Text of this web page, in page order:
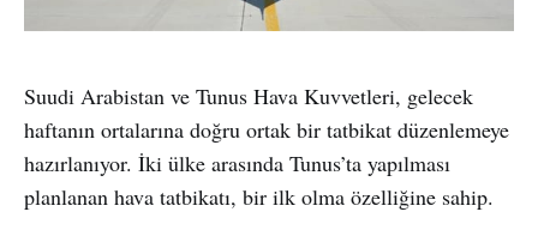
Suudi Arabistan ve Tunus Hava Kuvvetleri, gelecek
haftanın ortalarına doğru ortak bir tatbikat düzenlemeye
hazırlanıyor. İki ülke arasında Tunus’ta yapılması
planlanan hava tatbikatı, bir ilk olma özelliğine sahip.